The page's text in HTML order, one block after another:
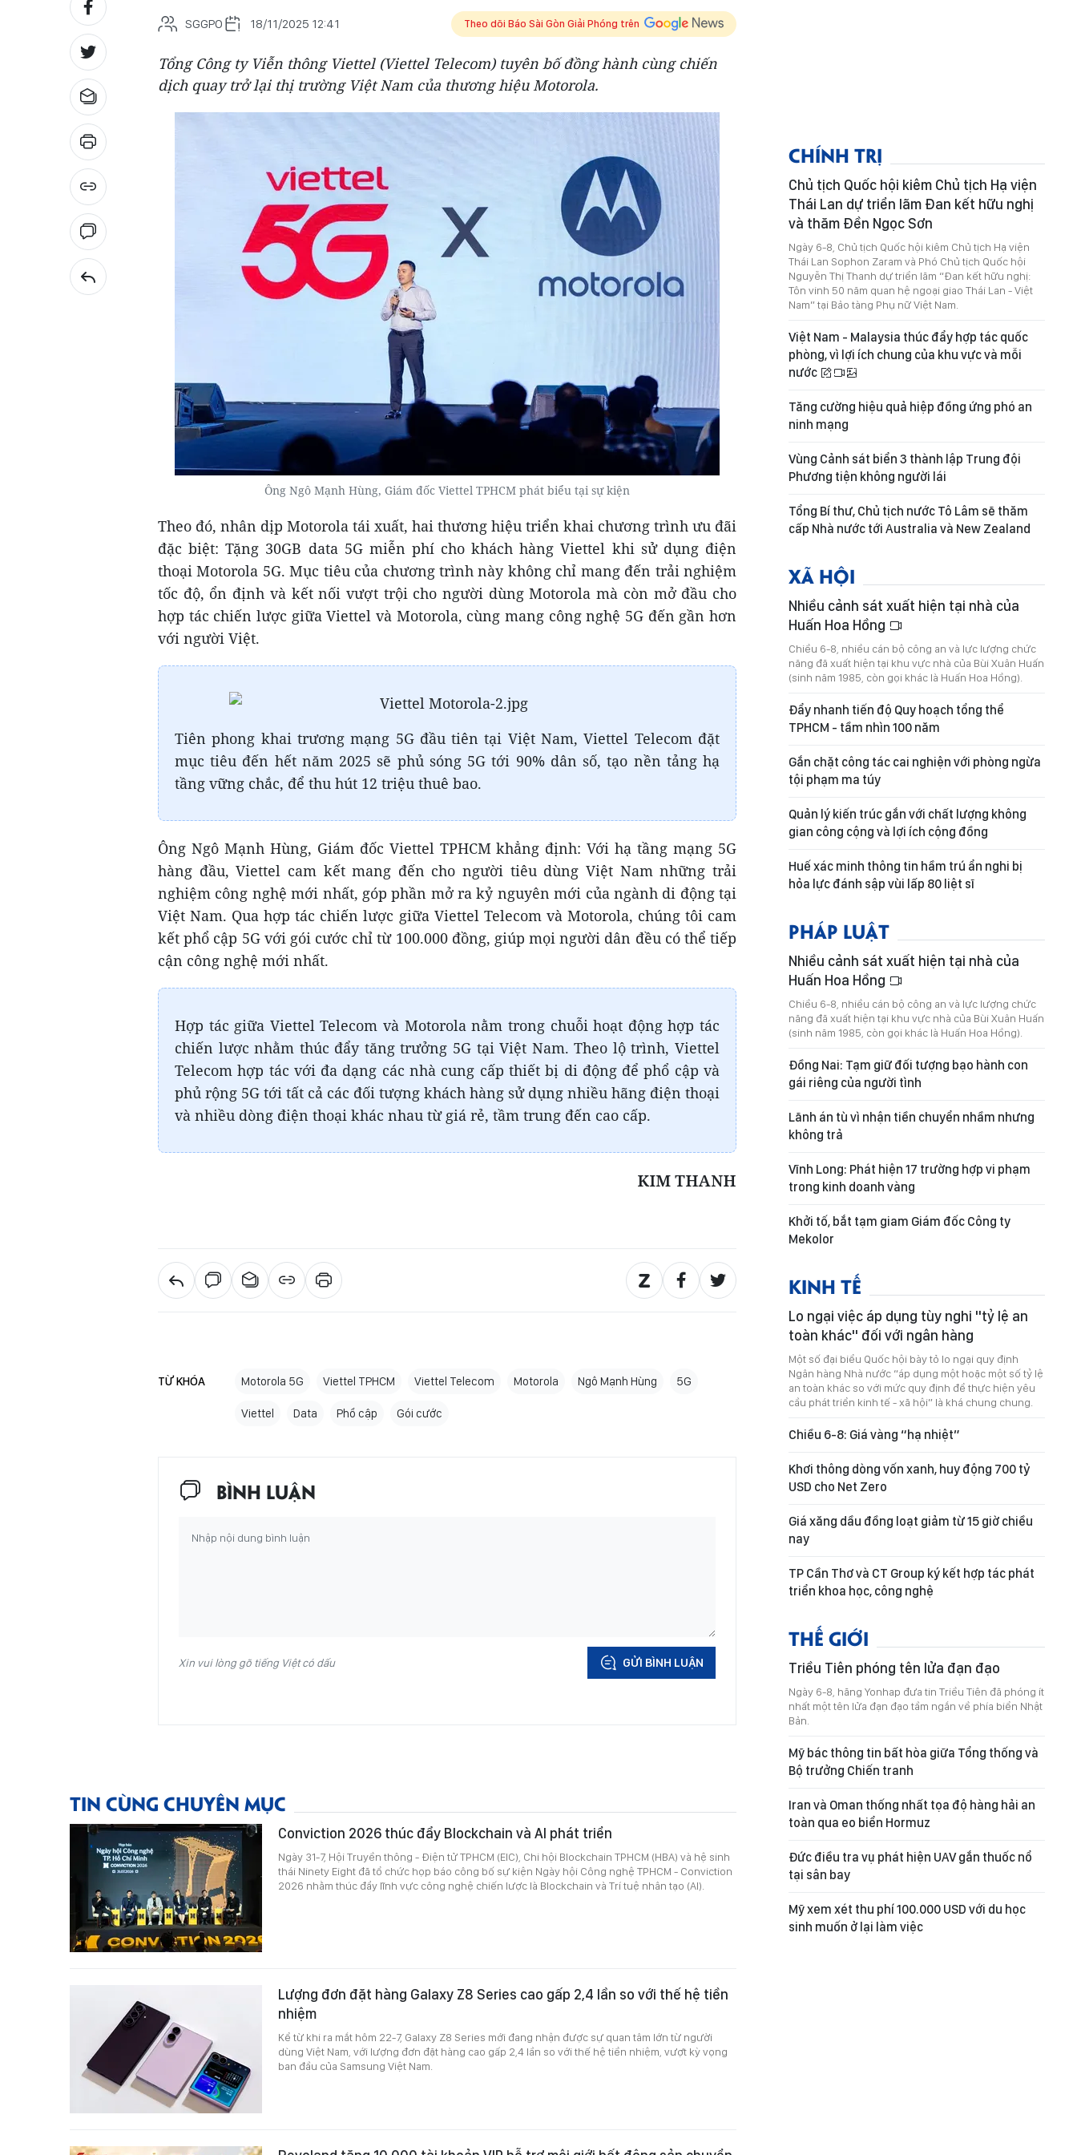
SGGPO 18/11/2025 12:41 Theo dõi Báo Sài Gòn Giải Phóng trên
Tổng Công ty Viễn thông Viettel (Viettel Telecom) tuyên bố đồng hành cùng chiến
dịch quay trở lại thị trường Việt Nam của thương hiệu Motorola.
Ông Ngô Mạnh Hùng, Giám đốc Viettel TPHCM phát biểu tại sự kiện
Theo đó, nhân dịp Motorola tái xuất, hai thương hiệu triển khai chương trình ưu đãi
đặc biệt: Tặng 30GB data 5G miễn phí cho khách hàng Viettel khi sử dụng điện
thoại Motorola 5G. Mục tiêu của chương trình này không chỉ mang đến trải nghiệm
tốc độ, ổn định và kết nối vượt trội cho người dùng Motorola mà còn mở đầu cho
hợp tác chiến lược giữa Viettel và Motorola, cùng mang công nghệ 5G đến gần hơn
với người Việt.
Tiên phong khai trương mạng 5G đầu tiên tại Việt Nam, Viettel Telecom đặt
mục tiêu đến hết năm 2025 sẽ phủ sóng 5G tới 90% dân số, tạo nền tảng hạ
tầng vững chắc, để thu hút 12 triệu thuê bao.
Ông Ngô Mạnh Hùng, Giám đốc Viettel TPHCM khẳng định: Với hạ tầng mạng 5G
hàng đầu, Viettel cam kết mang đến cho người tiêu dùng Việt Nam những trải
nghiệm công nghệ mới nhất, góp phần mở ra kỷ nguyên mới của ngành di động tại
Việt Nam. Qua hợp tác chiến lược giữa Viettel Telecom và Motorola, chúng tôi cam
kết phổ cập 5G với gói cước chỉ từ 100.000 đồng, giúp mọi người dân đều có thể tiếp
cận công nghệ mới nhất.
Hợp tác giữa Viettel Telecom và Motorola nằm trong chuỗi hoạt động hợp tác
chiến lược nhằm thúc đẩy tăng trưởng 5G tại Việt Nam. Theo lộ trình, Viettel
Telecom hợp tác với đa dạng các nhà cung cấp thiết bị di động để phổ cập và
phủ rộng 5G tới tất cả các đối tượng khách hàng sử dụng nhiều hãng điện thoại
và nhiều dòng điện thoại khác nhau từ giá rẻ, tầm trung đến cao cấp.
KIM THANH
TỪ KHÓA Motorola 5G Viettel TPHCM Viettel Telecom Motorola Ngô Mạnh Hùng 5G
Viettel Data Phổ cập Gói cước
BÌNH LUẬN
Xin vui lòng gõ tiếng Việt có dấu GỬI BÌNH LUẬN
TIN CÙNG CHUYÊN MỤC
Conviction 2026 thúc đẩy Blockchain và AI phát triển
Ngày 31-7, Hội Truyền thông - Điện tử TPHCM (EIC), Chi hội Blockchain TPHCM (HBA) và hệ sinh
thái Ninety Eight đã tổ chức họp báo công bố sự kiện Ngày hội Công nghệ TPHCM - Conviction
2026 nhằm thúc đẩy lĩnh vực công nghệ chiến lược là Blockchain và Trí tuệ nhân tạo (AI).
Lượng đơn đặt hàng Galaxy Z8 Series cao gấp 2,4 lần so với thế hệ tiền
nhiệm
Kể từ khi ra mắt hôm 22-7, Galaxy Z8 Series mới đang nhận được sự quan tâm lớn từ người
dùng Việt Nam, với lượng đơn đặt hàng cao gấp 2,4 lần so với thế hệ tiền nhiệm, vượt kỳ vọng
ban đầu của Samsung Việt Nam.
CHÍNH TRỊ
Chủ tịch Quốc hội kiêm Chủ tịch Hạ viện
Thái Lan dự triển lãm Đan kết hữu nghị
và thăm Đền Ngọc Sơn
Ngày 6-8, Chủ tịch Quốc hội kiêm Chủ tịch Hạ viện
Thái Lan Sophon Zaram và Phó Chủ tịch Quốc hội
Nguyễn Thị Thanh dự triển lãm “Đan kết hữu nghị:
Tôn vinh 50 năm quan hệ ngoại giao Thái Lan - Việt
Nam” tại Bảo tàng Phụ nữ Việt Nam.
Việt Nam - Malaysia thúc đẩy hợp tác quốc
phòng, vì lợi ích chung của khu vực và mỗi
nước
Tăng cường hiệu quả hiệp đồng ứng phó an
ninh mạng
Vùng Cảnh sát biển 3 thành lập Trung đội
Phương tiện không người lái
Tổng Bí thư, Chủ tịch nước Tô Lâm sẽ thăm
cấp Nhà nước tới Australia và New Zealand
XÃ HỘI
Nhiều cảnh sát xuất hiện tại nhà của
Huấn Hoa Hồng
Chiều 6-8, nhiều cán bộ công an và lực lượng chức
năng đã xuất hiện tại khu vực nhà của Bùi Xuân Huấn
(sinh năm 1985, còn gọi khác là Huấn Hoa Hồng).
Đẩy nhanh tiến độ Quy hoạch tổng thể
TPHCM - tầm nhìn 100 năm
Gắn chặt công tác cai nghiện với phòng ngừa
tội phạm ma túy
Quản lý kiến trúc gắn với chất lượng không
gian công cộng và lợi ích cộng đồng
Huế xác minh thông tin hầm trú ẩn nghi bị
hỏa lực đánh sập vùi lấp 80 liệt sĩ
PHÁP LUẬT
Nhiều cảnh sát xuất hiện tại nhà của
Huấn Hoa Hồng
Chiều 6-8, nhiều cán bộ công an và lực lượng chức
năng đã xuất hiện tại khu vực nhà của Bùi Xuân Huấn
(sinh năm 1985, còn gọi khác là Huấn Hoa Hồng).
Đồng Nai: Tạm giữ đối tượng bạo hành con
gái riêng của người tình
Lãnh án tù vì nhận tiền chuyển nhầm nhưng
không trả
Vĩnh Long: Phát hiện 17 trường hợp vi phạm
trong kinh doanh vàng
Khởi tố, bắt tạm giam Giám đốc Công ty
Mekolor
KINH TẾ
Lo ngại việc áp dụng tùy nghi "tỷ lệ an
toàn khác" đối với ngân hàng
Một số đại biểu Quốc hội bày tỏ lo ngại quy định
Ngân hàng Nhà nước “áp dụng một hoặc một số tỷ lệ
an toàn khác so với mức quy định để thực hiện yêu
cầu phát triển kinh tế - xã hội” là khá chung chung.
Chiều 6-8: Giá vàng “hạ nhiệt”
Khơi thông dòng vốn xanh, huy động 700 tỷ
USD cho Net Zero
Giá xăng dầu đồng loạt giảm từ 15 giờ chiều
nay
TP Cần Thơ và CT Group ký kết hợp tác phát
triển khoa học, công nghệ
THẾ GIỚI
Triều Tiên phóng tên lửa đạn đạo
Ngày 6-8, hãng Yonhap đưa tin Triều Tiên đã phóng ít
nhất một tên lửa đạn đạo tầm ngắn về phía biển Nhật
Bản.
Mỹ bác thông tin bất hòa giữa Tổng thống và
Bộ trưởng Chiến tranh
Iran và Oman thống nhất tọa độ hàng hải an
toàn qua eo biển Hormuz
Đức điều tra vụ phát hiện UAV gắn thuốc nổ
tại sân bay
Mỹ xem xét thu phí 100.000 USD với du học
sinh muốn ở lại làm việc